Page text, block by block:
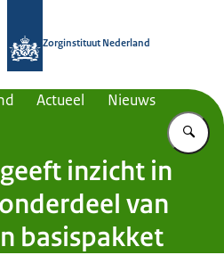
Zorginstituut Nederland
Actueel Nieuws
inzicht in
van
basispakket